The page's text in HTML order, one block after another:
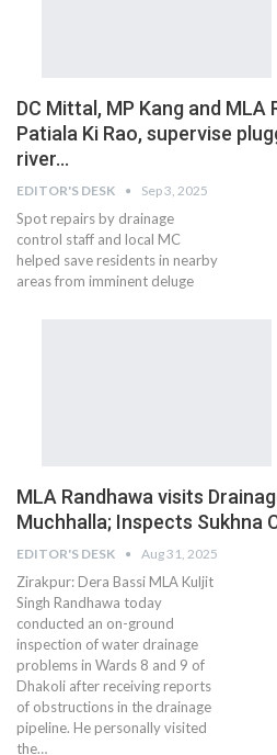
DC Mittal, MP Kang and MLA
Patiala Ki Rao, supervise
river…
EDITOR'S DESK Sep 3, 2025
Spot repairs by drainage
control staff and local MC
helped save residents in nearby
areas from imminent deluge
MLA Randhawa visits
Muchhalla; Inspects Sukhna
EDITOR'S DESK Aug 31, 2025
Zirakpur: Dera Bassi MLA Kuljit
Singh Randhawa today
conducted an on-ground
inspection of water drainage
problems in Wards 8 and 9 of
Dhakoli after receiving reports
of obstructions in the drainage
pipeline. He personally visited
the…